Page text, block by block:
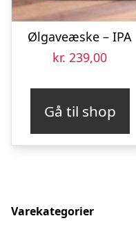
Ølgaveæske – IPA
kr. 239,00
Gå til shop
Varekategorier